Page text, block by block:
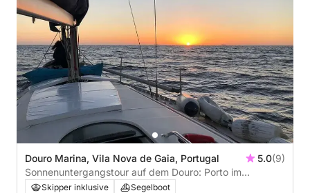
Douro Marina, Vila Nova de Gaia, Portugal 5.0(9)
Sonnenuntergangstour auf dem Douro: Porto im
goldenen Licht
Skipper inklusive
Segelboot